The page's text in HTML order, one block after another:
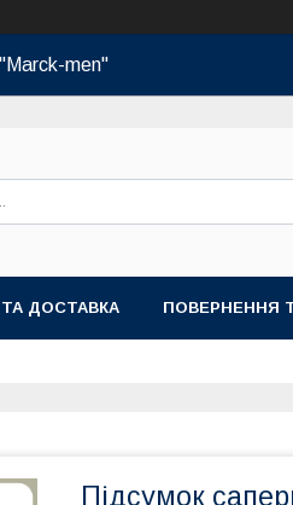
men"
ДОСТАВКА ПОВЕРНЕННЯ
Підсумок